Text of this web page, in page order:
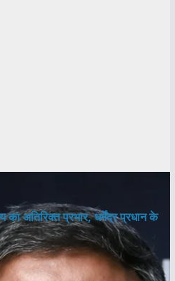
का अतिरिक्त प्रभार, धर्मेंद्र प्रधान के